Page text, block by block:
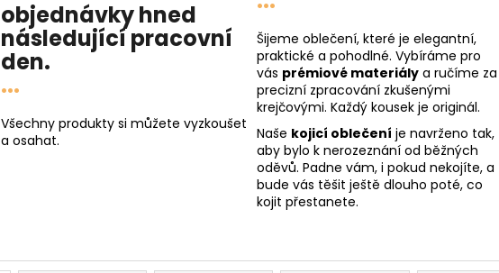
objednávky hned
následující pracovní
den.
...
Všechny produkty si můžete vyzkoušet
a osahat.
Šijeme oblečení, které je elegantní,
praktické a pohodlné. Vybíráme pro
vás prémiové materiály a ručíme za
precizní zpracování zkušenými
krejčovými. Každý kousek je originál.
Naše kojicí oblečení je navrženo tak,
aby bylo k nerozeznání od běžných
oděvů. Padne vám, i pokud nekojíte, a
bude vás těšit ještě dlouho poté, co
kojit přestanete.